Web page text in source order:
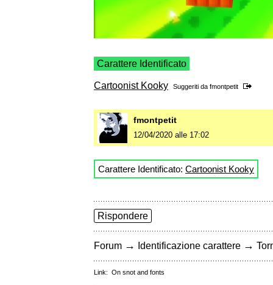
Carattere Identificato
Cartoonist Kooky Suggeriti da fmontpetit
fmontpetit
12/04/2020 alle 17:02
Carattere Identificato: Cartoonist Kooky
Rispondere
Forum → Identificazione carattere →
Link: On snot and fonts